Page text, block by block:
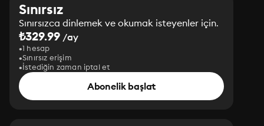
Sınırsız
Sınırsızca dinlemek ve okumak isteyenler için.
₺329.99 /ay
1 hesap
Sınırsız erişim
İstediğin zaman iptal et
Abonelik başlat